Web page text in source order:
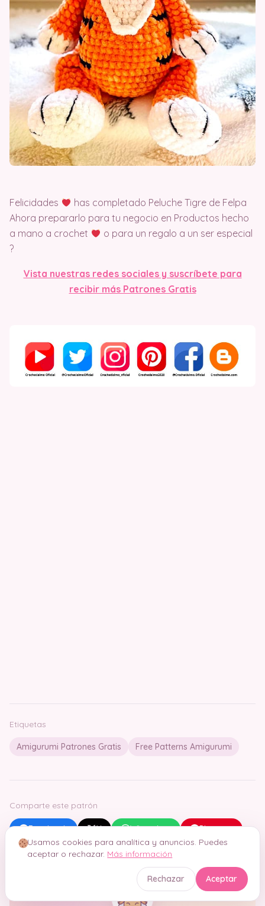
Felicidades
has completado Peluche Tigre de Felpa
Ahora prepararlo para tu negocio en Productos hecho
a mano a crochet
o para un regalo a un ser especial
?
Vista nuestras redes sociales y suscríbete para
recibir más Patrones Gratis
Etiquetas
Amigurumi Patrones Gratis Free Patterns Amigurumi
Comparte este patrón
Facebook X WhatsApp
Pinterest
Usamos cookies para analítica y anuncios. Puedes
aceptar o rechazar. Más información
Rechazar Aceptar